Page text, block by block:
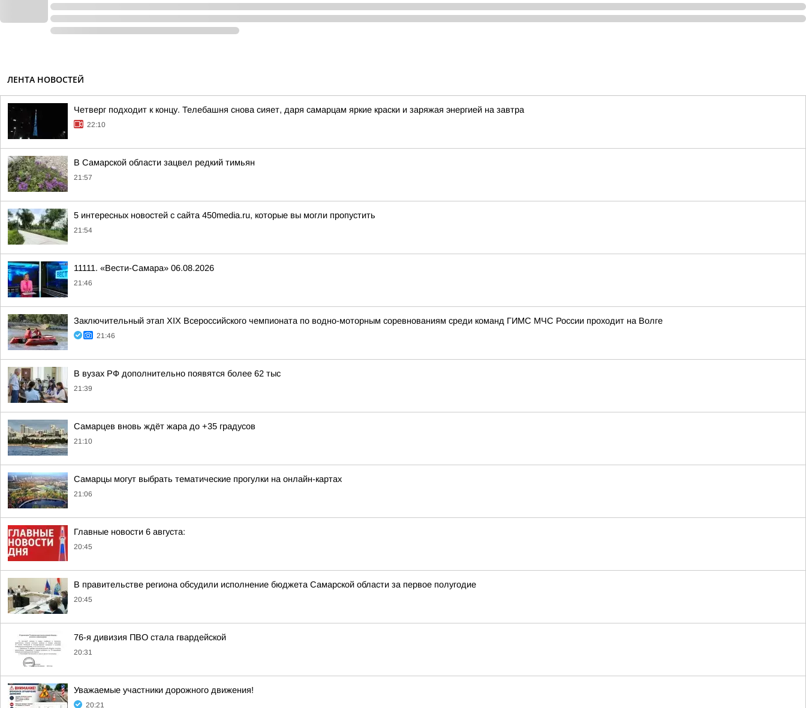
ЛЕНТА НОВОСТЕЙ
Четверг подходит к концу. Телебашня снова сияет, даря самарцам яркие краски и заряжая энергией на завтра
22:10
В Самарской области зацвел редкий тимьян
21:57
5 интересных новостей с сайта 450media.ru, которые вы могли пропустить
21:54
11111. «Вести-Самара» 06.08.2026
21:46
Заключительный этап XIХ Всероссийского чемпионата по водно-моторным соревнованиям среди команд ГИМС МЧС России проходит на Волге
21:46
В вузах РФ дополнительно появятся более 62 тыс
21:39
Самарцев вновь ждёт жара до +35 градусов
21:10
Самарцы могут выбрать тематические прогулки на онлайн-картах
21:06
Главные новости 6 августа:
20:45
В правительстве региона обсудили исполнение бюджета Самарской области за первое полугодие
20:45
76-я дивизия ПВО стала гвардейской
20:31
Уважаемые участники дорожного движения!
20:21